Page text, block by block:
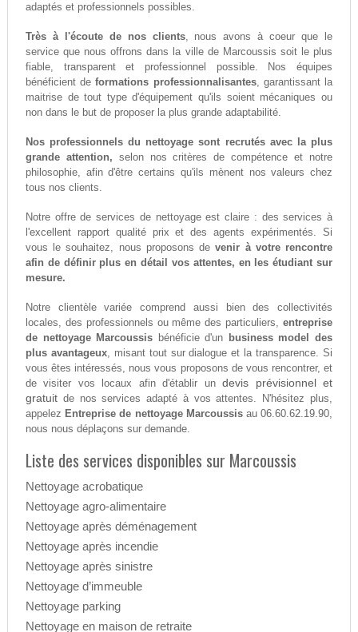
adaptés et professionnels possibles.
Très à l'écoute de nos clients, nous avons à coeur que le
service que nous offrons dans la ville de Marcoussis soit le plus
fiable, transparent et professionnel possible. Nos équipes
bénéficient deformations professionnalisantes, garantissant la
maitrise de tout type d'équipement qu'ils soient mécaniques ou
non dans le but de proposer la plus grande adaptabilité.
Nos professionnels du nettoyage sont recrutés avec la plus
grande attention, selon nos critères de compétence et notre
philosophie, afin d'être certains qu'ils mènent nos valeurs chez
tous nos clients.
Notre offre de services de nettoyage est claire : des services à
l'excellent rapport qualité prix et des agents expérimentés. Si
vous le souhaitez, nous proposons devenir à votre rencontre
afin de définir plus en détail vos attentes, en les étudiant sur
mesure.
Notre clientèle variée comprend aussi bien des collectivités
locales, des professionnels ou même des particuliers,entreprise
de nettoyage Marcoussis bénéficie d'un business model des
plus avantageux, misant tout sur dialogue et la transparence. Si
vous êtes intéressés, nous vous proposons de vous rencontrer, et
de visiter vos locaux afin d'établir undevis prévisionnel et
gratuitde nos services adapté à vos attentes. N'hésitez plus,
appelez Entreprise de nettoyage Marcoussisau 06.60.62.19.90,
nous nous déplaçons sur demande.
Liste des services disponibles sur Marcoussis
Nettoyage acrobatique
Nettoyage agro-alimentaire
Nettoyage après déménagement
Nettoyage après incendie
Nettoyage après sinistre
Nettoyage d’immeuble
Nettoyage parking
Nettoyage en maison de retraite